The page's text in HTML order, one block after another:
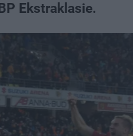
Ekstraklasie.